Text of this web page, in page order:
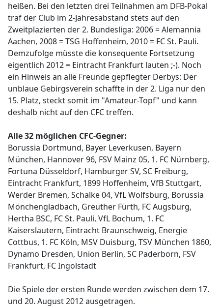
heißen. Bei den letzten drei Teilnahmen am DFB-Pokal
traf der Club im 2-Jahresabstand stets auf den
Zweitplazierten der 2. Bundesliga: 2006 = Alemannia
Aachen, 2008 = TSG Hoffenheim, 2010 = FC St. Pauli.
Demzufolge müsste die konsequente Fortsetzung
eigentlich 2012 = Eintracht Frankfurt lauten ;-). Noch
ein Hinweis an alle Freunde gepflegter Derbys: Der
unblaue Gebirgsverein schaffte in der 2. Liga nur den
15. Platz, steckt somit im "Amateur-Topf" und kann
deshalb nicht auf den CFC treffen.
Alle 32 möglichen CFC-Gegner:
Borussia Dortmund, Bayer Leverkusen, Bayern
München, Hannover 96, FSV Mainz 05, 1. FC Nürnberg,
Fortuna Düsseldorf, Hamburger SV, SC Freiburg,
Eintracht Frankfurt, 1899 Hoffenheim, VfB Stuttgart,
Werder Bremen, Schalke 04, VfL Wolfsburg, Borussia
Mönchengladbach, Greuther Fürth, FC Augsburg,
Hertha BSC, FC St. Pauli, VfL Bochum, 1. FC
Kaiserslautern, Eintracht Braunschweig, Energie
Cottbus, 1. FC Köln, MSV Duisburg, TSV München 1860,
Dynamo Dresden, Union Berlin, SC Paderborn, FSV
Frankfurt, FC Ingolstadt
Die Spiele der ersten Runde werden zwischen dem 17.
und 20. August 2012 ausgetragen.